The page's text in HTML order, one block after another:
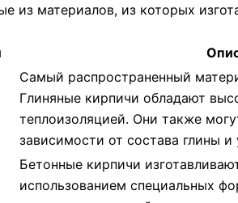
из материалов, из которых
Самый распространенный
Глиняные кирпичи обладают
теплоизоляцией. Они также
зависимости от состава глины и
Бетонные кирпичи
использованием специальных